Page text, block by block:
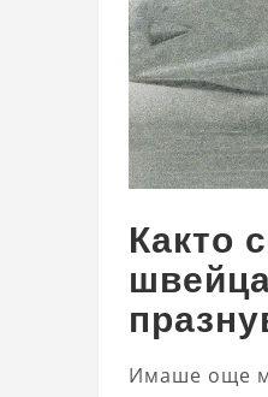
Както
Имаше още